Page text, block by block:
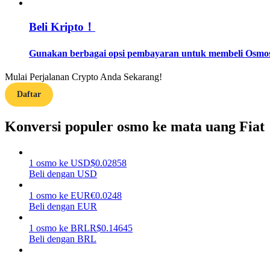
Memandu
Strategi perdagangan
Pelajari cara untuk tetap menghasilkan keuntungan
Beli Kripto！
Gunakan berbagai opsi pembayaran untuk membeli
Mulai Perjalanan Crypto Anda Sekarang!
Daftar
Konversi populer osmo ke mata uang Fiat
1 osmo ke USD$0.02858
Beli dengan USD
1 osmo ke EUR€0.0248
Beli dengan EUR
1 osmo ke BRLR$0.14645
Beli dengan BRL